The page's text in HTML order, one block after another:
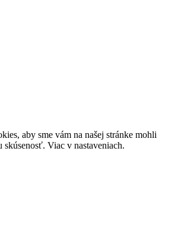
aby sme vám na našej stránke mohli
Viac v nastaveniach.